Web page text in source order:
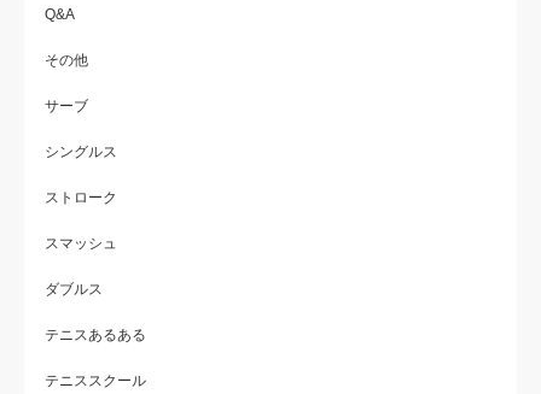
Q&A
その他
サーブ
シングルス
ストローク
スマッシュ
ダブルス
テニスあるある
テニススクール